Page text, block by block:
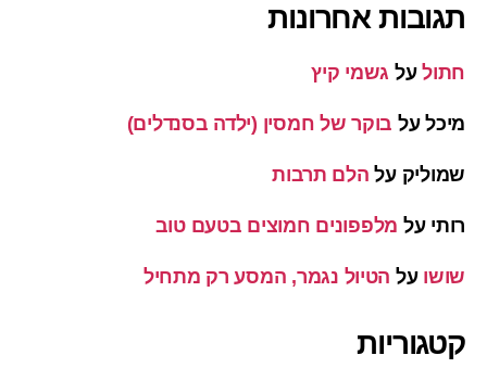
תגובות אחרונות
חתולעל גשמי קיץ
מיכלעל בוקר של חמסין (ילדה בסנדלים)
שמוליק על הלם תרבות
רותי על מלפפונים חמוצים בטעם טוב
שושו על הטיול נגמר, המסע רק מתחיל
קטגוריות